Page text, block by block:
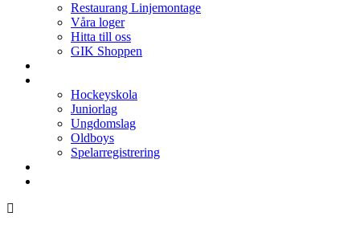
Restaurang Linjemontage
Våra loger
Hitta till oss
GIK Shoppen
Hockeyskola
Juniorlag
Ungdomslag
Oldboys
Spelarregistrering